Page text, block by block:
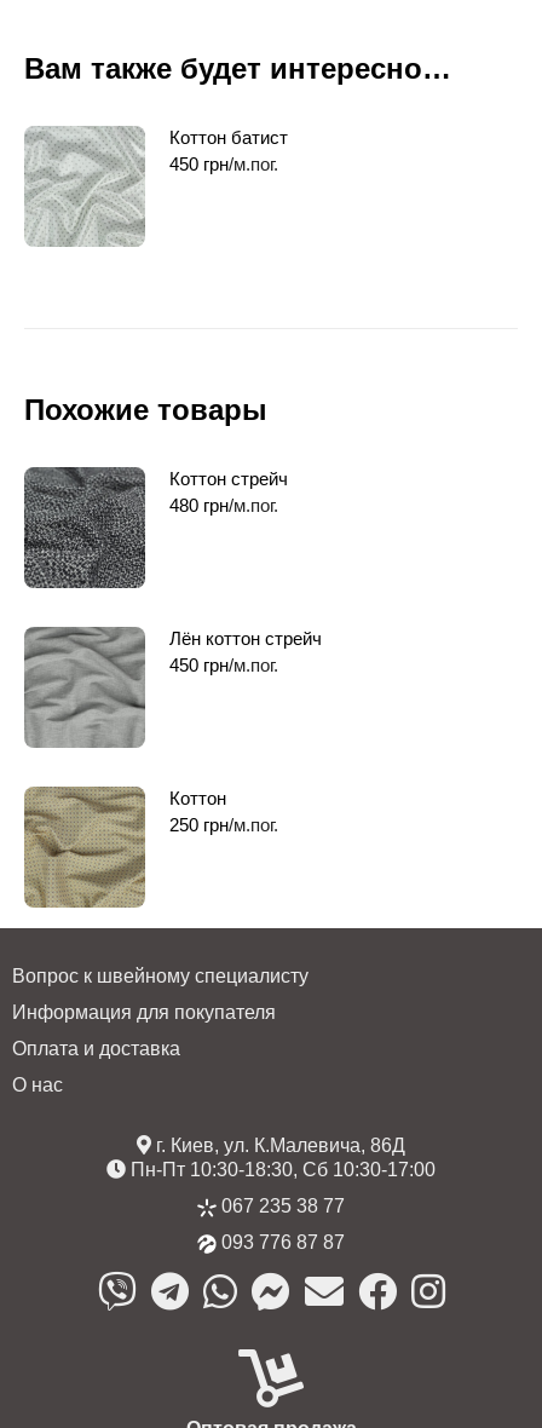
Вам также будет интересно…
Коттон батист
450 грн/м.пог.
Похожие товары
Коттон стрейч
480 грн/м.пог.
Лён коттон стрейч
450 грн/м.пог.
Коттон
250 грн/м.пог.
Вопрос к швейному специалисту
Информация для покупателя
Оплата и доставка
О нас
г. Киев, ул. К.Малевича, 86Д
Пн-Пт 10:30-18:30, Сб 10:30-17:00
067 235 38 77
093 776 87 87